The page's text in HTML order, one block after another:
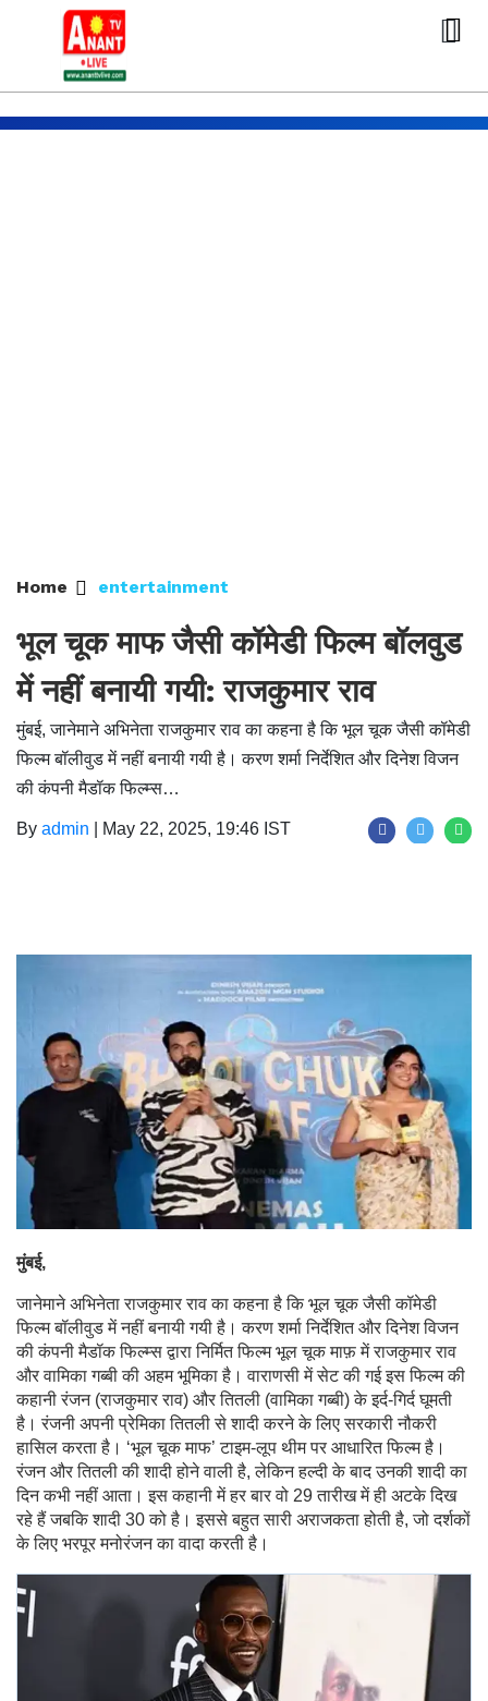
Home entertainment
भूल चूक माफ जैसी कॉमेडी फिल्म बॉलवुड
में नहीं बनायी गयी: राजकुमार राव
मुंबई, जानेमाने अभिनेता राजकुमार राव का कहना है कि भूल चूक जैसी कॉमेडी
फिल्म बॉलीवुड में नहीं बनायी गयी है। करण शर्मा निर्देशित और दिनेश विजन
की कंपनी मैडॉक फिल्म्स…
By admin May 22, 2025, 19:46 IST
मुंबई,
जानेमाने अभिनेता राजकुमार राव का कहना है कि भूल चूक जैसी कॉमेडी
फिल्म बॉलीवुड में नहीं बनायी गयी है। करण शर्मा निर्देशित और दिनेश विजन
की कंपनी मैडॉक फिल्म्स द्वारा निर्मित फिल्म भूल चूक माफ़ में राजकुमार राव
और वामिका गब्बी की अहम भूमिका है। वाराणसी में सेट की गई इस फिल्म की
कहानी रंजन (राजकुमार राव) और तितली (वामिका गब्बी) के इर्द-गिर्द घूमती
है। रंजनी अपनी प्रेमिका तितली से शादी करने के लिए सरकारी नौकरी
हासिल करता है। ‘भूल चूक माफ’ टाइम-लूप थीम पर आधारित फिल्म है।
रंजन और तितली की शादी होने वाली है, लेकिन हल्दी के बाद उनकी शादी का
दिन कभी नहीं आता। इस कहानी में हर बार वो 29 तारीख में ही अटके दिख
रहे हैं जबकि शादी 30 को है। इससे बहुत सारी अराजकता होती है, जो दर्शकों
के लिए भरपूर मनोरंजन का वादा करती है।